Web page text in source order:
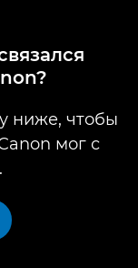
ниже, чтобы
мог с